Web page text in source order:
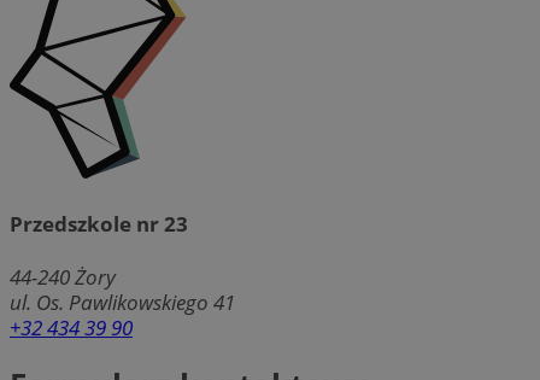
Przedszkole nr 23
44-240Żory
ul. Os. Pawlikowskiego 41
+32 434 39 90